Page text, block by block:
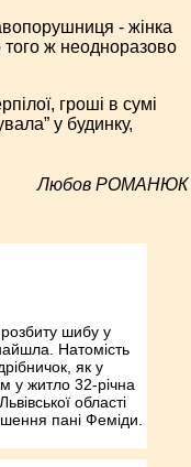
- жінка
того ж неодноразово
гроші в сумі
у будинку,
Любов РОМАНЮК
шибу у
Натомість
як у
у житло 32-річна
області
пані Феміди.